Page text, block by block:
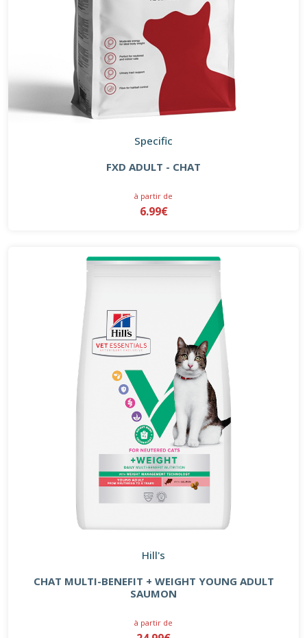
Specific
FXD ADULT - CHAT
à partir de
6.99€
Hill's
CHAT MULTI-BENEFIT + WEIGHT YOUNG ADULT
SAUMON
à partir de